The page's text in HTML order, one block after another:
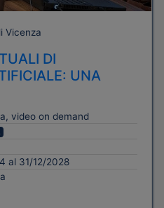
Vicenza
DI
UNA
video on demand
al 31/12/2028